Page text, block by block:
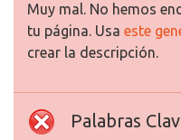
Muy mal. No hemos
tu página. Usa este
crear la descripción.
Palabras